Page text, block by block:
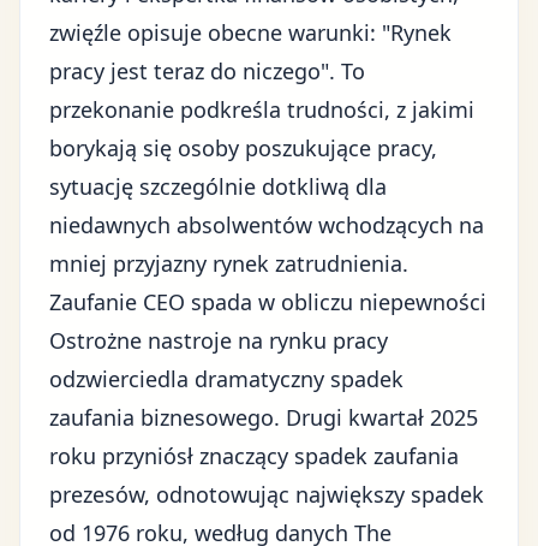
zwięźle opisuje obecne warunki: "Rynek
pracy jest teraz do niczego". To
przekonanie podkreśla trudności, z jakimi
borykają się osoby poszukujące pracy,
sytuację szczególnie dotkliwą dla
niedawnych absolwentów wchodzących na
mniej przyjazny rynek zatrudnienia.
Zaufanie CEO spada w obliczu niepewności
Ostrożne nastroje na rynku pracy
odzwierciedla dramatyczny spadek
zaufania biznesowego. Drugi kwartał 2025
roku przyniósł znaczący spadek zaufania
prezesów, odnotowując największy spadek
od 1976 roku, według danych The